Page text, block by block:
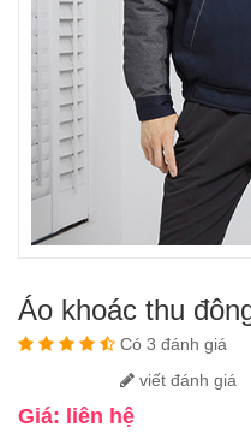
Áo khoác thu
Có 3 đánh giá
viết đánh giá
Giá: liên hệ